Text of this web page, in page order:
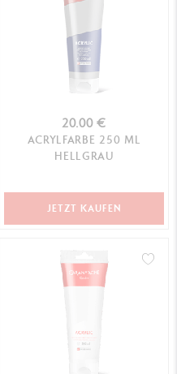
20.00 €
ACRYLFARBE 250 ML
HELLGRAU
JETZT KAUFEN